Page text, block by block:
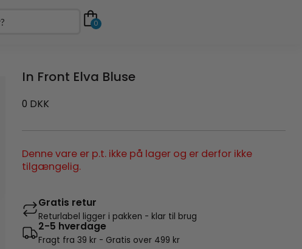
0
In Front Elva Bluse
0 DKK
Denne vare er p.t. ikke på lager og er derfor ikke
tilgængelig.
Gratis retur
Returlabel ligger i pakken - klar til brug
2-5 hverdage
Fragt fra 39 kr - Gratis over 499 kr